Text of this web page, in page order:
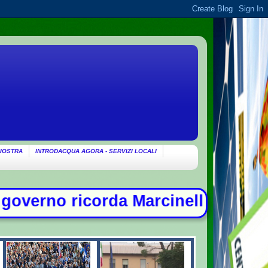
INTRODACQUA AGORA - SERVIZI LOCALI
"Non c'è spazio